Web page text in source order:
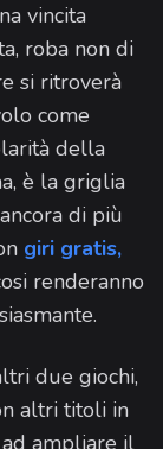
vincita
roba non di
si ritroverà
come
della
è la griglia
di più
giri gratis,
renderanno
due giochi,
altri titoli in
ampliare il